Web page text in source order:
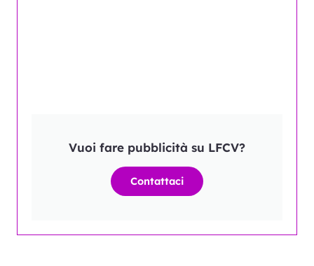
Vuoi fare pubblicità su LFCV?
Contattaci